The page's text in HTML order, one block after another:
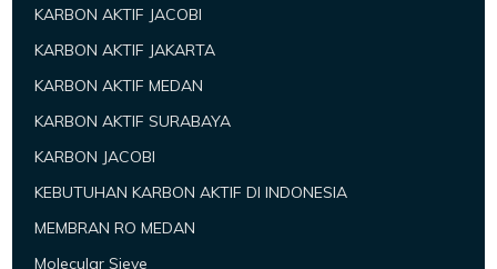
KARBON AKTIF JACOBI
KARBON AKTIF JAKARTA
KARBON AKTIF MEDAN
KARBON AKTIF SURABAYA
KARBON JACOBI
KEBUTUHAN KARBON AKTIF DI INDONESIA
MEMBRAN RO MEDAN
Molecular Sieve